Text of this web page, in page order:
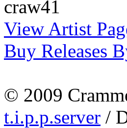
craw41
View Artist
Buy Releases
© 2009
t.i.p.p.server /